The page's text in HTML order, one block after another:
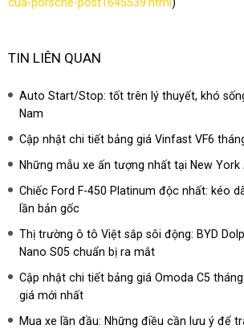
cua-porsche-post1645539.html)
TIN LIÊN QUAN
Auto Start/Stop: tốt trên lý thuyết, khó
Nam
Cập nhật chi tiết bảng giá Vinfast VF6
Những mẫu xe ấn tượng nhất tại New
Chiếc Ford F-450 Platinum độc nhất: kéo
lần bản gốc
Thị trường ô tô Việt sắp sôi động: BYD
Nano S05 chuẩn bị ra mắt
Cập nhật chi tiết bảng giá Omoda C5
giá mới nhất
Mua xe lần đầu: Những điều cần lưu ý để